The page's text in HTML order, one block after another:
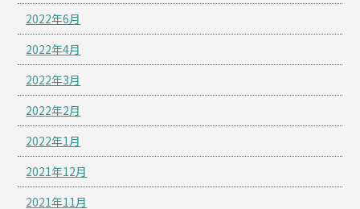
2022年6月
2022年4月
2022年3月
2022年2月
2022年1月
2021年12月
2021年11月